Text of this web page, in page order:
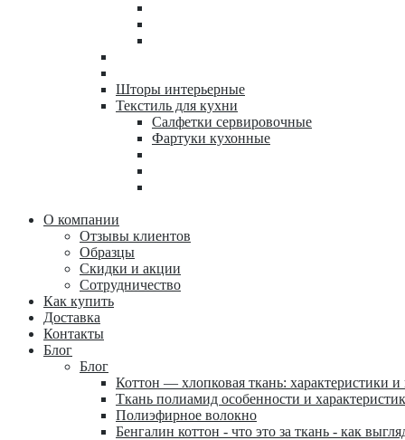
Шторы интерьерные
Текстиль для кухни
Салфетки сервировочные
Фартуки кухонные
О компании
Отзывы клиентов
Образцы
Скидки и акции
Сотрудничество
Как купить
Доставка
Контакты
Блог
Блог
Коттон — хлопковая ткань: характеристики и
Ткань полиамид особенности и
Полиэфирное волокно
Бенгалин коттон - что это за ткань - как